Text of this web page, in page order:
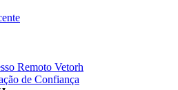
Remoto Vetorh
de Confiança